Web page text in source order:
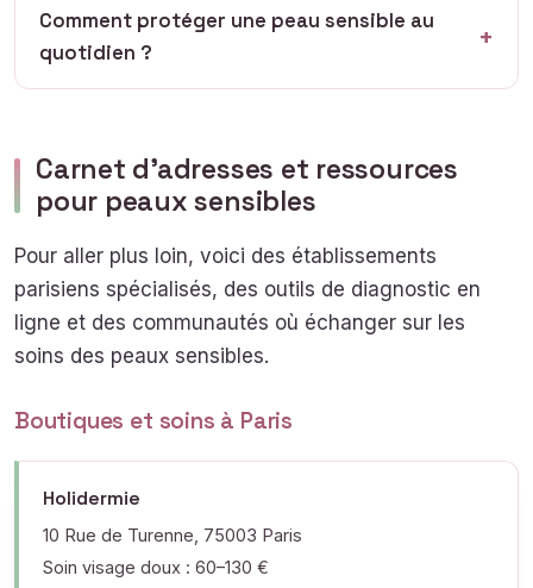
Comment protéger une peau sensible au
quotidien ?
Carnet d’adresses et ressources
pour peaux sensibles
Pour aller plus loin, voici des établissements
parisiens spécialisés, des outils de diagnostic en
ligne et des communautés où échanger sur les
soins des peaux sensibles.
Boutiques et soins à Paris
Holidermie
10 Rue de Turenne, 75003 Paris
Soin visage doux : 60–130 €